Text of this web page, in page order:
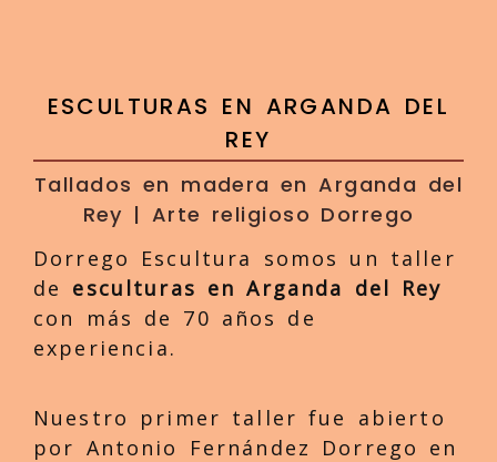
ESCULTURAS EN ARGANDA DEL
REY
Tallados en madera en Arganda del
Rey | Arte religioso Dorrego
Dorrego Escultura somos un taller
de esculturas en Arganda del Rey
con más de 70 años de
experiencia.
Nuestro primer taller fue abierto
por Antonio Fernández Dorrego en